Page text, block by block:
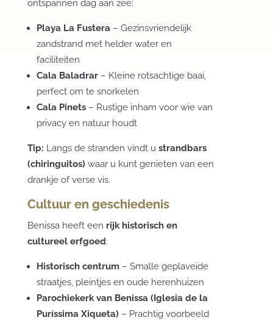
ontspannen dag aan zee:
Playa La Fustera– Gezinsvriendelijk
zandstrand met helder water en
faciliteiten
Cala Baladrar– Kleine rotsachtige baai,
perfect om te snorkelen
Cala Pinets– Rustige inham voor wie van
privacy en natuur houdt
Tip: Langs de stranden vindt u strandbars
(chiringuitos) waar u kunt genieten van een
drankje of verse vis.
Cultuur en geschiedenis
Benissa heeft een rijk historisch en
cultureel erfgoed:
Historisch centrum– Smalle geplaveide
straatjes, pleintjes en oude herenhuizen
Parochiekerk van Benissa (Iglesia de la
Puríssima Xiqueta) – Prachtig voorbeeld